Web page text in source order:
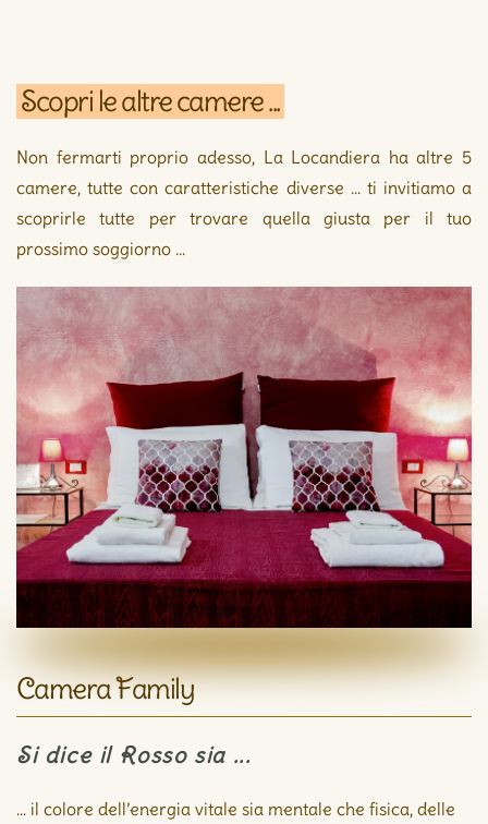
Scopri le altre camere ...
Non fermarti proprio adesso, La Locandiera ha altre 5
camere, tutte con caratteristiche diverse ... ti invitiamo a
scoprirle tutte per trovare quella giusta per il tuo
prossimo soggiorno ...
Camera Family
Si dice il Rosso sia ...
... il colore dell’energia vitale sia mentale che fisica, delle